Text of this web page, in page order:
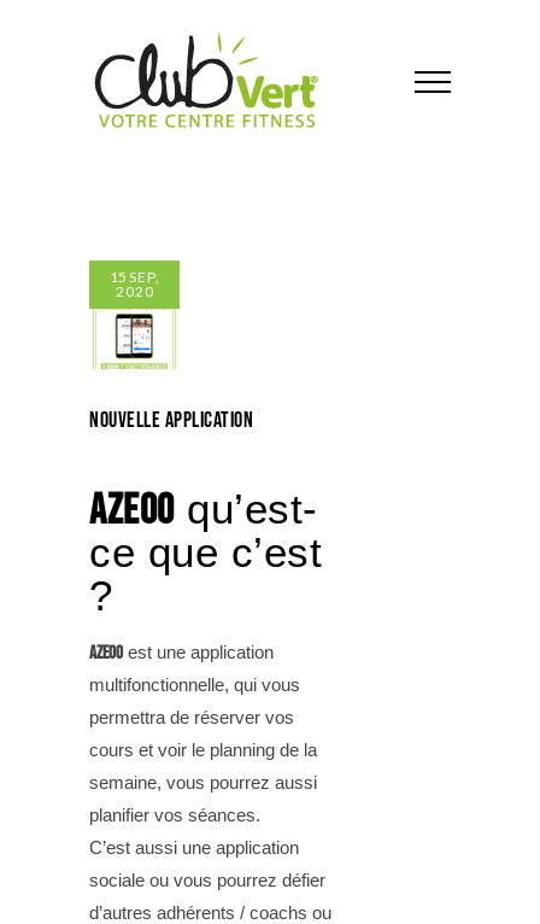
15 SEP,
2020
Nouvelle Application
AZEOOqu’est-
ce que c’est
?
Azeooest une application
multifonctionnelle, qui vous
permettra de réserver vos
cours et voir le planning de la
semaine, vous pourrez aussi
planifier vos séances.
C’est aussi une application
sociale ou vous pourrez défier
d’autres adhérents / coachs ou